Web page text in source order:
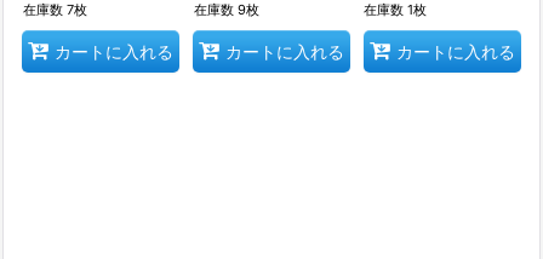
在庫数 7枚
カートに入れる
在庫数 9枚
カートに入れる
在庫数 1枚
カートに入れる